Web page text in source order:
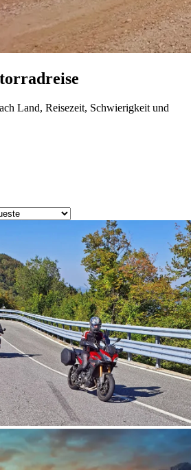
Land, Reisezeit, Schwierigkeit und